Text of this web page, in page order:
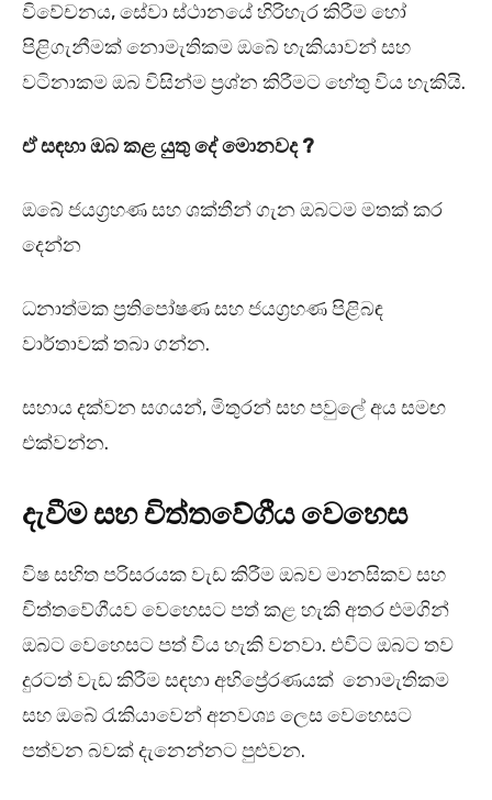
විවේචනය, සේවා ස්ථානයේ හිරිහැර කිරීම හෝ
පිළිගැනීමක් නොමැතිකම ඔබේ හැකියාවන් සහ
වටිනාකම ඔබ විසින්ම ප්‍රශ්න කිරීමට හේතු විය හැකියි.
ඒ සඳහා ඔබ කළ යුතු දේ මොනවද ?
ඔබේ ජයග්‍රහණ සහ ශක්තීන් ගැන ඔබටම මතක් කර
දෙන්න
ධනාත්මක ප්‍රතිපෝෂණ සහ ජයග්‍රහණ පිළිබඳ
වාර්තාවක් තබා ගන්න.
සහාය දක්වන සගයන්, මිතුරන් සහ පවුලේ අය සමඟ
එක්වන්න.
දැවීම සහ චිත්තවේගීය වෙහෙස
විෂ සහිත පරිසරයක වැඩ කිරීම ඔබව මානසිකව සහ
චිත්තවේගීයව වෙහෙසට පත් කළ හැකි අතර එමගින්
ඔබට වෙහෙසට පත් විය හැකි වනවා. එවිට ඔබට තව
දුරටත් වැඩ කිරීම සඳහා අභිප්‍රේරණයක් නොමැතිකම
සහ ඔබේ රැකියාවෙන් අනවශ්‍ය ලෙස වෙහෙසට
පත්වන බවක් දැනෙන්නට පුළුවන.